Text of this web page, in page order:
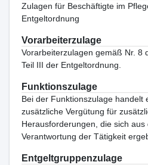
Zulagen für Beschäftigte im
Entgeltordnung
Vorarbeiterzulage
Vorarbeiterzulagen gemäß Nr. 8
Teil III der Entgeltordnung.
Funktionszulage
Bei der Funktionszulage handelt
zusätzliche Vergütung für
Herausforderungen, die sich
Verantwortung der Tätigkeit
Entgeltgruppenzulage